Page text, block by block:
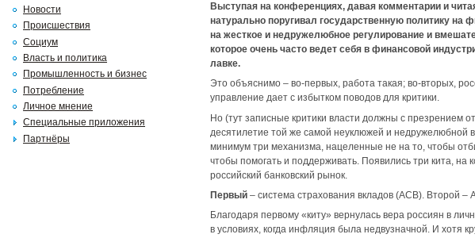
Выступая на конференциях, давая комментарии и
натурально поругивал государственную политику на
на жесткое и недружелюбное регулирование и
которое очень часто ведет себя в финансовой
лавке.
Это объяснимо – во-первых, работа такая; во-вторых,
управление дает с избытком поводов для критики.
Но (тут записные критики власти должны с презрением
десятилетие той же самой неуклюжей и недружелюбной
минимум три механизма, нацеленные не на то, чтобы
чтобы помогать и поддерживать. Появились три кита, на
российский банковский рынок.
Первый – система страхования вкладов (АСВ). Второй
Благодаря первому «киту» вернулась вера россиян в
в условиях, когда инфляция была недвузначной. И хотя
Новости
Происшествия
Социум
Власть и политика
Промышленность и бизнес
Потребление
Личное мнение
Специальные приложения
Партнёры